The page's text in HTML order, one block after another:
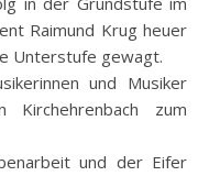
Raimund Krug heuer
Unterstufe gewagt.
und Musiker
Kirchehrenbach zum
und der Eifer